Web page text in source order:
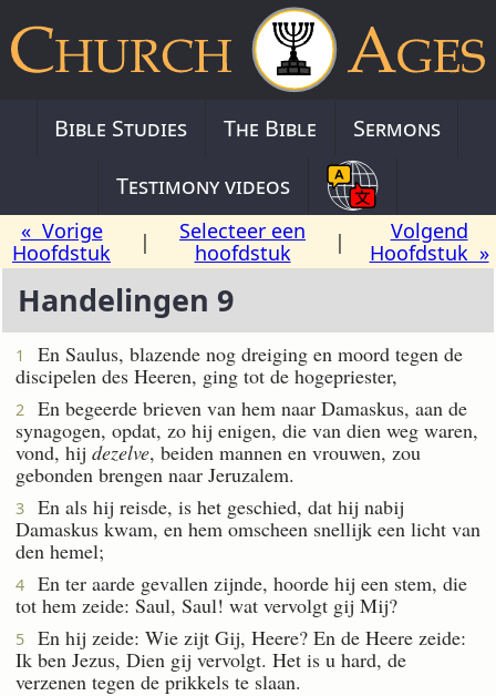
Bible Studies The Bible
Sermons
Testimony videos
« Vorige
Hoofdstuk
|
Selecteer een
hoofdstuk
|
Volgend
Hoofdstuk »
Handelingen 9
1
En Saulus, blazende nog dreiging en moord tegen de
discipelen des Heeren, ging tot de hogepriester,
2
En begeerde brieven van hem naar Damaskus, aan de
synagogen, opdat, zo hij enigen, die van dien weg waren,
vond, hij dezelve, beiden mannen en vrouwen, zou
gebonden brengen naar Jeruzalem.
3
En als hij reisde, is het geschied, dat hij nabij
Damaskus kwam, en hem omscheen snellijk een licht van
den hemel;
4
En ter aarde gevallen zijnde, hoorde hij een stem, die
tot hem zeide: Saul, Saul! wat vervolgt gij Mij?
5
En hij zeide: Wie zijt Gij, Heere? En de Heere zeide:
Ik ben Jezus, Dien gij vervolgt. Het is u hard, de
verzenen tegen de prikkels te slaan.